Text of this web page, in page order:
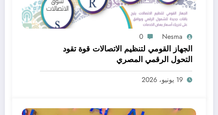
Nesma
0
الجهاز القومي لتنظيم الاتصالات قوة تقود
التحول الرقمي المصري
19 يونيو، 2026